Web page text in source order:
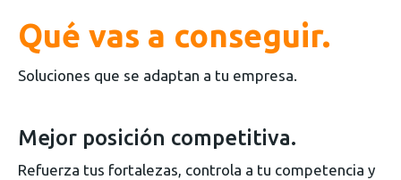
Qué vas a conseguir.
Soluciones que se adaptan a tu empresa.
Mejor posición competitiva.
Refuerza tus fortalezas, controla a tu competencia y